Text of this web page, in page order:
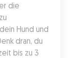
die
Hund und
dran, du
bis zu 3